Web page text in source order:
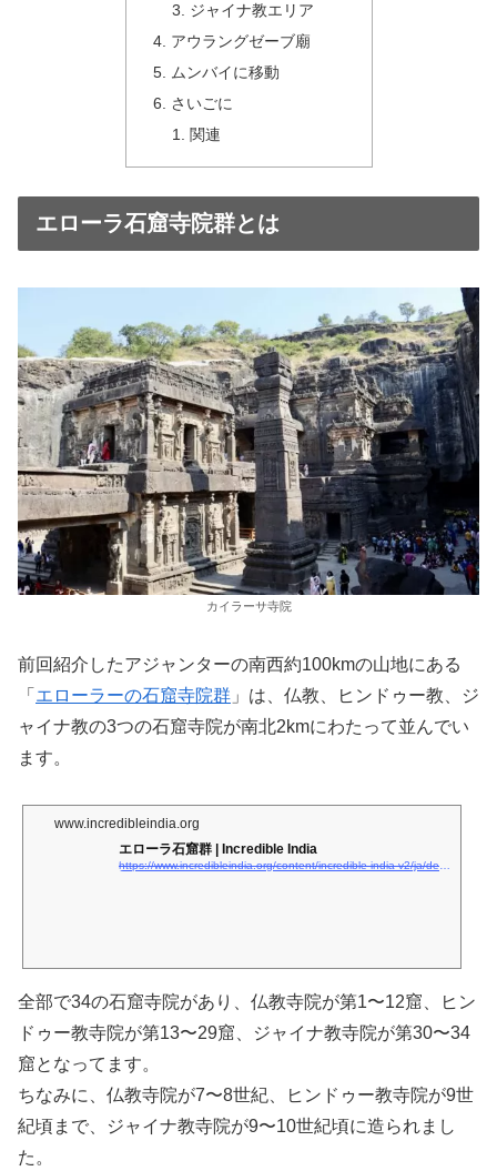
ジャイナ教エリア
アウラングゼーブ廟
ムンバイに移動
さいごに
関連
エローラ石窟寺院群とは
カイラーサ寺院
前回紹介したアジャンターの南西約100kmの山地にある
「 エローラーの石窟寺院群 」は、仏教、ヒンドゥー教、ジ
ャイナ教の3つの石窟寺院が南北2kmにわたって並んでい
ます。
www.incredibleindia.org
エローラ石窟群 | Incredible India
https://www.incredibleindia.org/content/incredible-india-v2/ja/destinations/aurangabad/ellora-caves.html
全部で34の石窟寺院があり、仏教寺院が第1〜12窟、ヒン
ドゥー教寺院が第13〜29窟、ジャイナ教寺院が第30〜34
窟となってます。
ちなみに、仏教寺院が7〜8世紀、ヒンドゥー教寺院が9世
紀頃まで、ジャイナ教寺院が9〜10世紀頃に造られまし
た。